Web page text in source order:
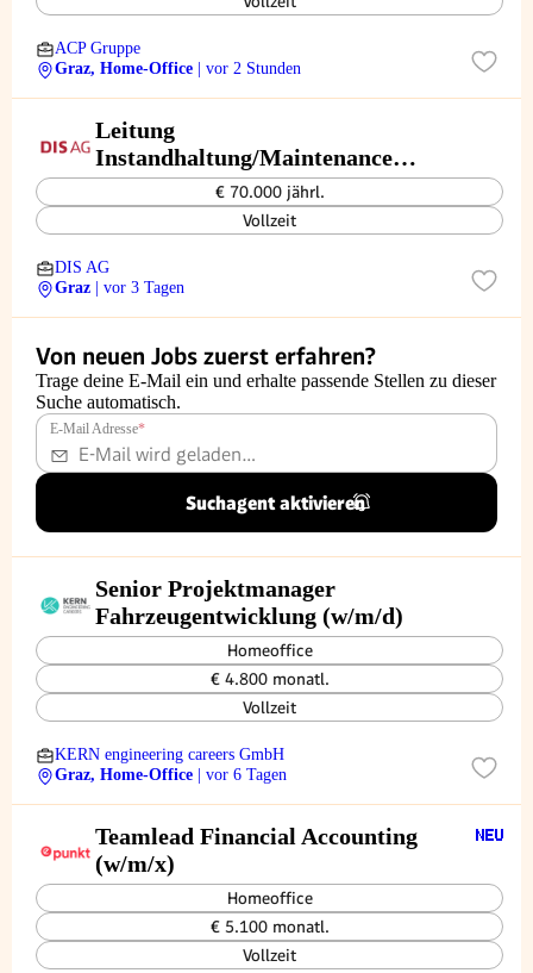
ACP Gruppe
Graz, Home-Office
| vor 2 Stunden
Leitung
Instandhaltung/Maintenance
Industrieunternehmen (m/w/d)
€ 70.000 jährl.
Vollzeit
DIS AG
Graz
| vor 3 Tagen
Von neuen Jobs zuerst erfahren?
Trage deine E-Mail ein und erhalte passende Stellen zu dieser
Suche automatisch.
E-Mail Adresse*
Suchagent aktivieren
Senior Projektmanager
Fahrzeugentwicklung (w/m/d)
Homeoffice
€ 4.800 monatl.
Vollzeit
KERN engineering careers GmbH
Graz, Home-Office
| vor 6 Tagen
Teamlead Financial Accounting
(w/m/x)
Homeoffice
€ 5.100 monatl.
Vollzeit